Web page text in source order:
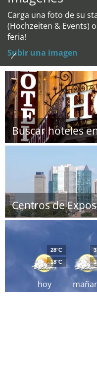
Carga una foto de su
(Hochzeiten & Events)
feria!
Subir una imagen
Buscar hoteles
Centros de
hoy
28°C
18°C